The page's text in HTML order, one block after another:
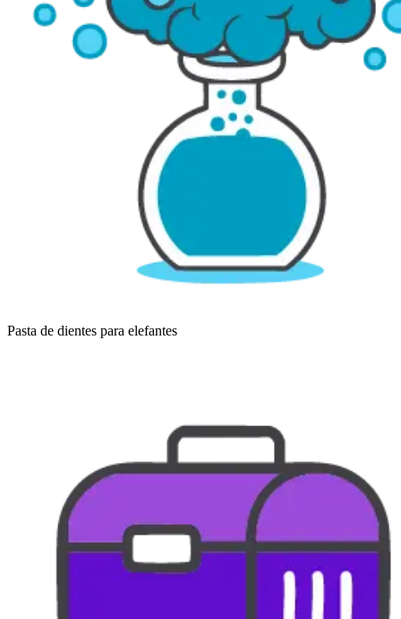
Pasta de dientes para elefantes